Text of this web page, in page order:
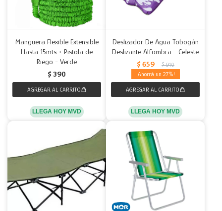
Manguera Flexible Extensible
Hasta 15mts + Pistola de
Riego - Verde
$ 390
LLEGA HOY MVD
Deslizador De Agua Tobogán
Deslizante Alfombra - Celeste
$ 659 $ 910
27
LLEGA HOY MVD